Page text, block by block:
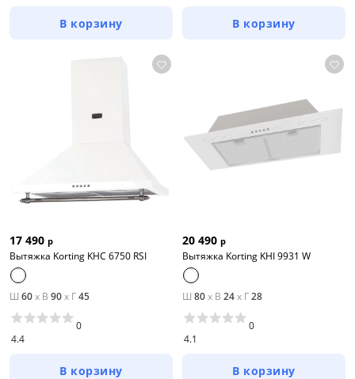
В корзину В корзину
17 490 р
Вытяжка Korting KHC 6750 RSI
Ш 60x В 90x Г45
4.4
0
В корзину
20 490 р
Вытяжка Korting KHI 9931 W
Ш 80x В 24x Г28
4.1
0
В корзину